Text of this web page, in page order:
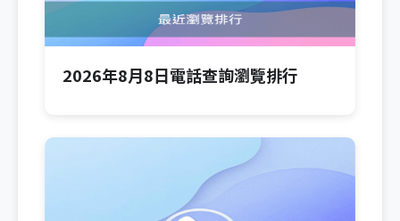
2026年8月8日電話查詢瀏覽排行